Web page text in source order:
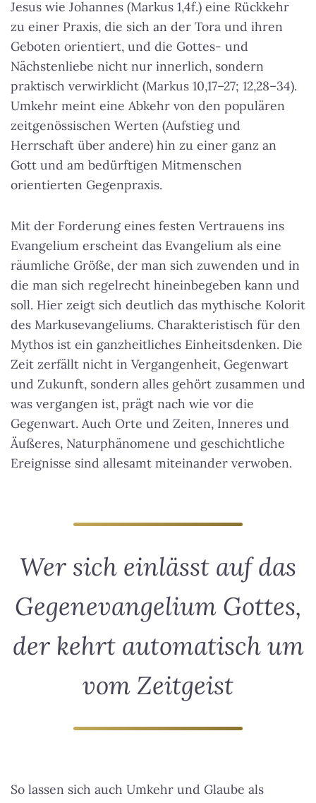
Jesus wie Johannes (Markus 1,4f.) eine Rückkehr
zu einer Praxis, die sich an der Tora und ihren
Geboten orientiert, und die Gottes- und
Nächstenliebe nicht nur innerlich, sondern
praktisch verwirklicht (Markus 10,17–27; 12,28–34).
Umkehr meint eine Abkehr von den populären
zeitgenössischen Werten (Aufstieg und
Herrschaft über andere) hin zu einer ganz an
Gott und am bedürftigen Mitmenschen
orientierten Gegenpraxis.
Mit der Forderung eines festen Vertrauens ins
Evangelium erscheint das Evangelium als eine
räumliche Größe, der man sich zuwenden und in
die man sich regelrecht hineinbegeben kann und
soll. Hier zeigt sich deutlich das mythische Kolorit
des Markusevangeliums. Charakteristisch für den
Mythos ist ein ganzheitliches Einheitsdenken. Die
Zeit zerfällt nicht in Vergangenheit, Gegenwart
und Zukunft, sondern alles gehört zusammen und
was vergangen ist, prägt nach wie vor die
Gegenwart. Auch Orte und Zeiten, Inneres und
Äußeres, Naturphänomene und geschichtliche
Ereignisse sind allesamt miteinander verwoben.
Wer sich einlässt auf das
Gegenevangelium Gottes,
der kehrt automatisch um
vom Zeitgeist
So lassen sich auch Umkehr und Glaube als